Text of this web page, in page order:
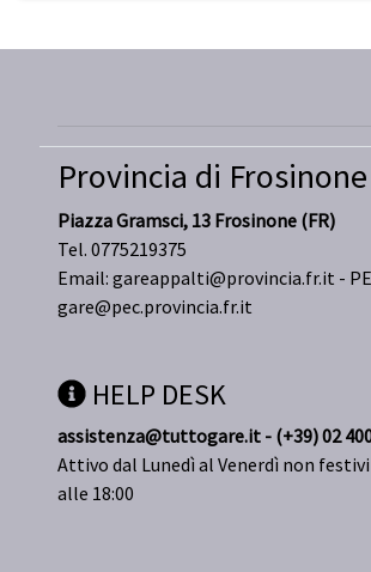
Provincia di Frosinone
Piazza Gramsci, 13 Frosinone (FR)
Tel. 0775219375
Email: gareappalti@provincia.fr.it -
gare@pec.provincia.fr.it
HELP DESK
assistenza@tuttogare.it - (+39) 02
Attivo dal Lunedì al Venerdì non festivi
alle 18:00